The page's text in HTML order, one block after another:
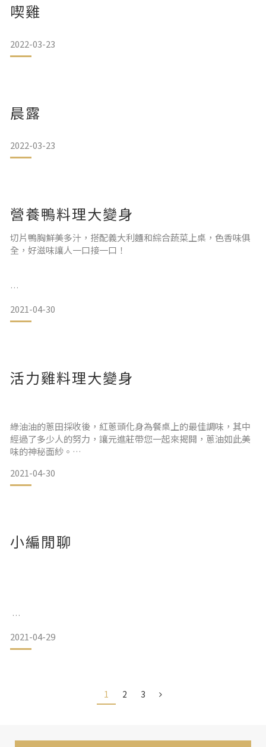
喫雞
2022-03-23
晨露
2022-03-23
營養鴨料理大變身
切片鴨胸鮮美多汁，搭配義大利麵和綜合蔬菜上桌，色香味俱
全，好滋味讓人一口接一口！
2021-04-30
活力雞料理大變身
綠油油的蔥田採收後，紅蔥頭化身為餐桌上的最佳調味，其中
經過了多少人的努力，讓元進莊帶您一起來揭開，蔥油如此美
味的神秘面紗。
食譜教學：
https://www.yjcfood.com/products/%E6%B2%B9%E9%9B
川味醬與辣油，三味一體，交織出絕妙的美食交響曲
2021-04-30
小編閒聊
對於長期抗疫生活，我們沒有輕忽的本錢，
是必須長期維持與存在的，這樣不僅能保護自己，
2021-04-29
1 2 3